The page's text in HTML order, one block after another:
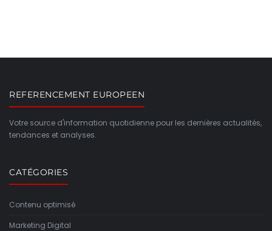
REFERENCEMENT EUROPEEN
Votre source d'information quotidienne pour les dernières actualités,
tendances et analyses.
CATÉGORIES
Contenu optimisé
Marketing Digital